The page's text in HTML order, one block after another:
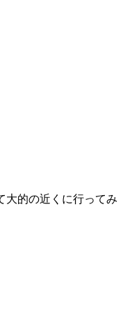
大的の近くに行ってみ